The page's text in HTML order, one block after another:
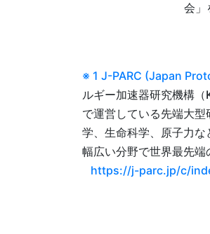
会」
※ 1 J-PARC (Japan
ルギー加速器研究機構
で運営している先端大
学、生命科学、原子力
幅広い分野で世界最先端
https://j-parc.jp/c/